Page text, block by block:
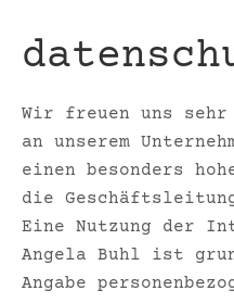
Wir freuen uns
an unserem
einen besonders
die
Eine Nutzung der
Angela Buhl ist
Angabe